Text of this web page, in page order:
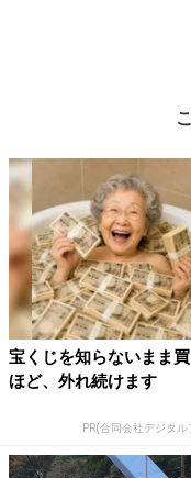
宝くじを知らないまま
ほど、外れ続けます
PR(合同会社デジタ